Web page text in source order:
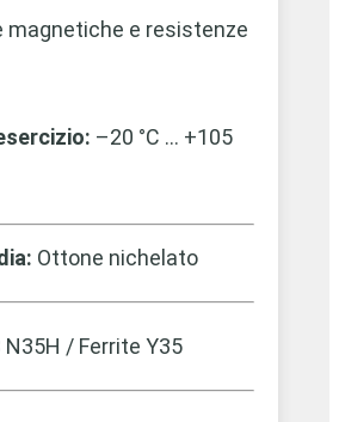
magnetiche e resistenze
–20 °C … +105
Ottone nichelato
N35H / Ferrite Y35